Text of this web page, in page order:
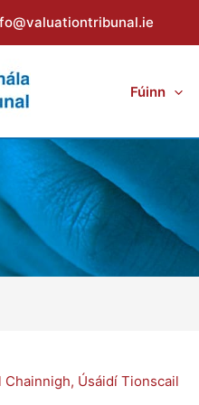
Fúinn
Chainnigh, Úsáidí Tionscail